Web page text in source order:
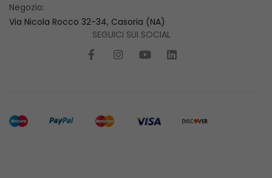
Negozio:
Via Nicola Rocco 32-34, Casoria (NA)
SEGUICI SUI SOCIAL